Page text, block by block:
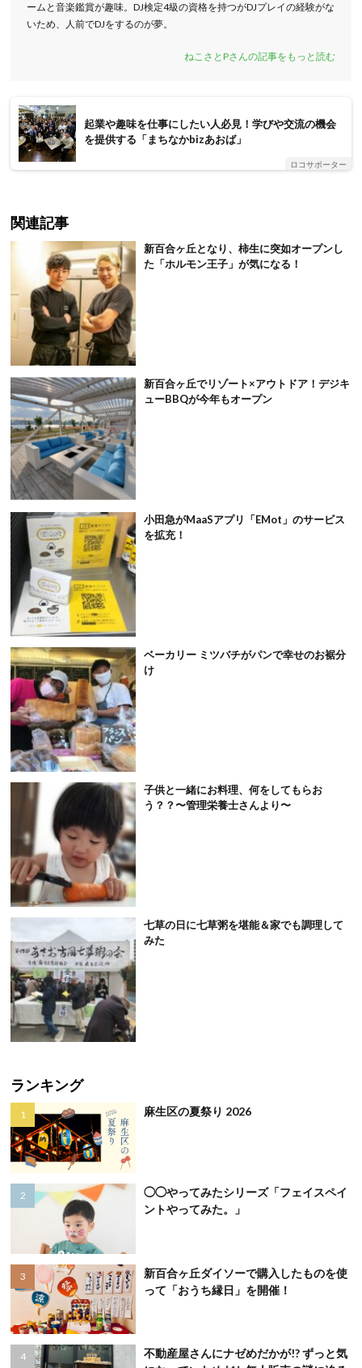
ームと音楽鑑賞が趣味。DJ検定4級の資格を持つがDJプレイの経験がな
いため、人前でDJをするのが夢。
ねこさとPさんの記事をもっと読む
起業や趣味を仕事にしたい人必見！学びや交流の機会
を提供する「まちなかbizあおば」
ロコサポーター
関連記事
新百合ヶ丘となり、柿生に突如オープンし
た「ホルモン王子」が気になる！
新百合ヶ丘でリゾート×アウトドア！デジキ
ューBBQが今年もオープン
小田急がMaaSアプリ「EMot」のサービス
を拡充！
ベーカリー ミツバチがパンで幸せのお裾分
け
子供と一緒にお料理、何をしてもらお
う？？〜管理栄養士さんより〜
七草の日に七草粥を堪能＆家でも調理して
みた
ランキング
麻生区の夏祭り 2026
◯◯やってみたシリーズ「フェイスペイ
ントやってみた。」
新百合ヶ丘ダイソーで購入したものを使
って「おうち縁日」を開催！
不動産屋さんにナゼめだかが!? ずっと気